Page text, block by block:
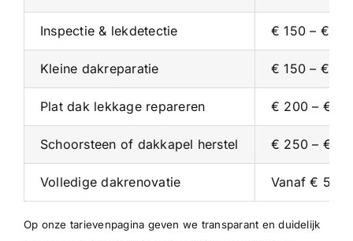
Inspectie & lekdetectie € 150 – €
Kleine dakreparatie € 150 – €
Plat dak lekkage repareren € 200 – €
Schoorsteen of dakkapel herstel € 250 – €
Volledige dakrenovatie Vanaf €
Op onze tarievenpagina geven we transparant en duidelijk